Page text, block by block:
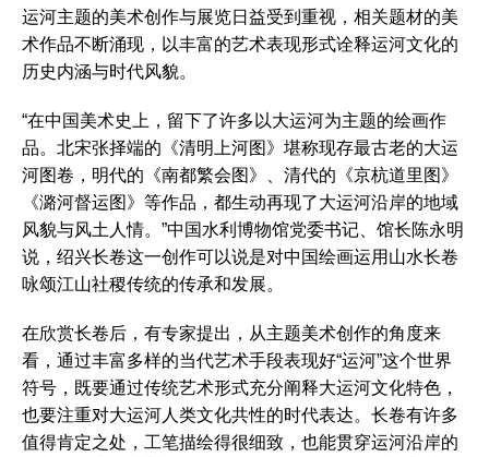
运河主题的美术创作与展览日益受到重视，相关题材的美
术作品不断涌现，以丰富的艺术表现形式诠释运河文化的
历史内涵与时代风貌。
“在中国美术史上，留下了许多以大运河为主题的绘画作
品。北宋张择端的《清明上河图》堪称现存最古老的大运
河图卷，明代的《南都繁会图》、清代的《京杭道里图》
《潞河督运图》等作品，都生动再现了大运河沿岸的地域
风貌与风土人情。”中国水利博物馆党委书记、馆长陈永明
说，绍兴长卷这一创作可以说是对中国绘画运用山水长卷
咏颂江山社稷传统的传承和发展。
在欣赏长卷后，有专家提出，从主题美术创作的角度来
看，通过丰富多样的当代艺术手段表现好“运河”这个世界
符号，既要通过传统艺术形式充分阐释大运河文化特色，
也要注重对大运河人类文化共性的时代表达。长卷有许多
值得肯定之处，工笔描绘得很细致，也能贯穿运河沿岸的